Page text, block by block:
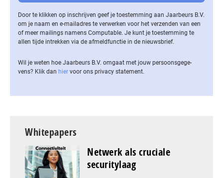
Door te klikken op inschrijven geef je toestemming aan Jaarbeurs B.V.
om je naam en e-mailadres te verwerken voor het verzenden van een
of meer mailings namens Computable. Je kunt je toestemming te
allen tijde intrekken via de af­meld­func­tie in de nieuwsbrief.
Wil je weten hoe Jaarbeurs B.V. omgaat met jouw per­soons­ge­ge­
vens? Klik dan hier voor ons privacy statement.
Whitepapers
Netwerk als cruciale
securitylaag